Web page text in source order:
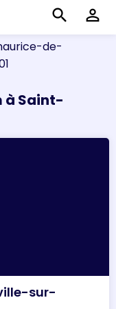
search perm_identity
de-
à Saint-
sur-